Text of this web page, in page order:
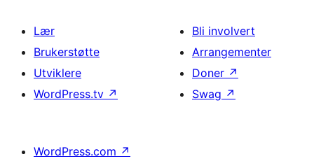
Lær
Brukerstøtte
Utviklere
WordPress.tv ↗
Bli involvert
Arrangementer
Doner ↗
Swag ↗
WordPress.com ↗